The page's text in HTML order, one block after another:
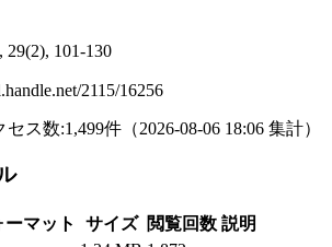
101-130
2115/16256
セス数:1,499件 （2026-08-06 18:06 集計）
ーマット サイズ 閲覧回数 説明